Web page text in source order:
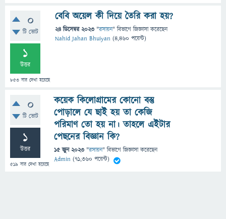
0
টি ভোট
1
উত্তর
853 বার দেখা হয়েছে
বেবি অয়েল কী দিয়ে তৈরি করা হয়?
24 ডিসেম্বর 2023 "রসায়ন" বিভাগে জিজ্ঞাসাকরেছেন
Nahid Jahan Bhuiyan (4,460 পয়েন্ট)
0
টি ভোট
1
উত্তর
519 বার দেখা হয়েছে
কয়েক কিলোগ্রামের কোনো বস্তু
পোড়ালে যে ছাই হয় তা কেজি
পরিমাণ তো হয় না। তাহলে এইটার
পেছনের বিজ্ঞান কি?
15 জুন 2023 "রসায়ন" বিভাগে জিজ্ঞাসাকরেছেন
Admin (71,360 পয়েন্ট)